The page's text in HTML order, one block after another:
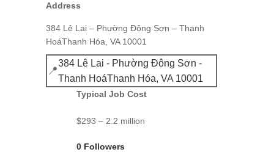
Address
384 Lê Lai – Phường Đông Sơn – Thanh
HoáThanh Hóa, VA 10001
📍
384 Lê Lai - Phường Đông Sơn -
Thanh HoáThanh Hóa, VA 10001
Typical Job Cost
$293 – 2.2 million
0 Followers